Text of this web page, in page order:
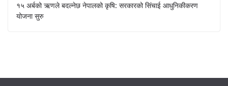
१५ अर्बको ऋणले बदल्नेछ नेपालको कृषि: सरकारको सिंचाई आधुनिकीकरण
योजना सुरु